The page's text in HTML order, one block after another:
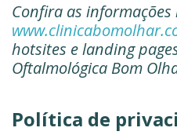
Confira as
hotsites e landing
Oftalmológica Bom
Política de